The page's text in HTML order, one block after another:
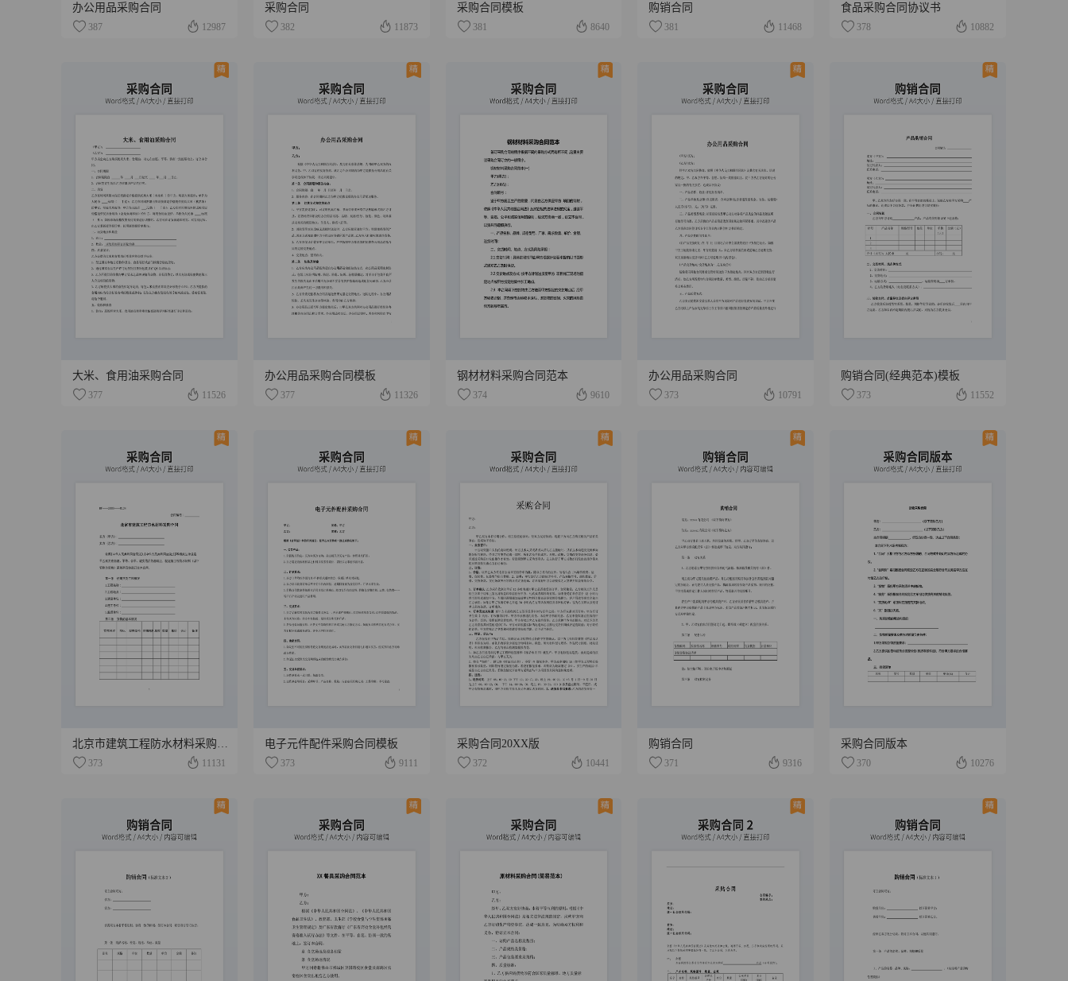
办公用品采购合同
387 12987
采购合同
382 11873
采购合同模板
381 8640
购销合同
381 11468
食品采购合同协议书
378 10882
大米、食用油采购合同
377 11526
办公用品采购合同模板
377 11326
钢材材料采购合同范本
374 9610
办公用品采购合同
373 10791
购销合同(经典范本)模板
373 11552
373 11131
电子元件配件采购合同模板
373 9111
采购合同20XX版
372 10441
购销合同
371 9316
采购合同版本
370 10276